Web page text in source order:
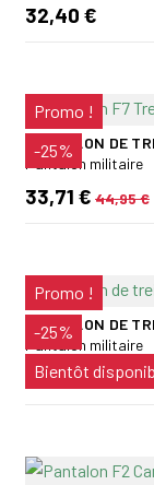
32,40 €
Promo !
-25%
PANTALON DE
Pantalon militaire
33,71 € 44,95 €
Promo !
-25%
Bientôt
PANTALON DE
Pantalon militaire
33,71 €